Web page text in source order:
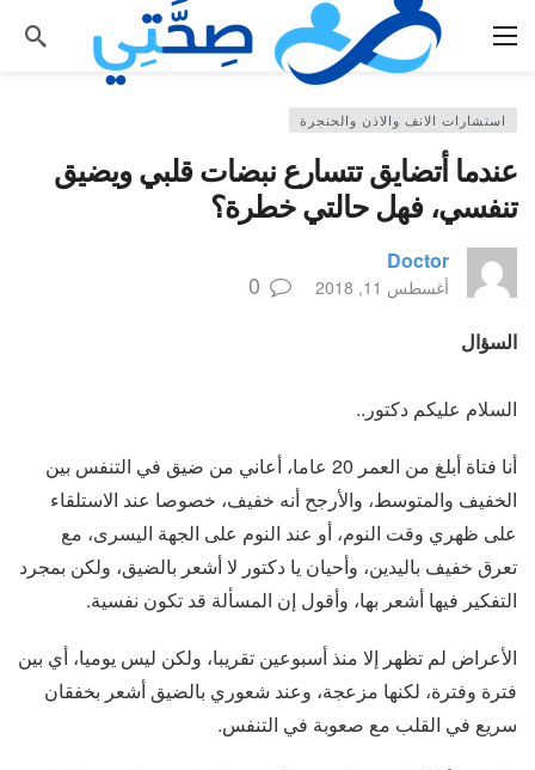
استشارات الانف والاذن والحنجرة
عندما أتضايق تتسارع نبضات قلبي ويضيق
تنفسي، فهل حالتي خطرة؟
Doctor
أغسطس 11, 2018 0
السؤال
السلام عليكم دكتور..
أنا فتاة أبلغ من العمر 20 عاما، أعاني من ضيق في التنفس بين
الخفيف والمتوسط، والأرجح أنه خفيف، خصوصا عند الاستلقاء
على ظهري وقت النوم، أو عند النوم على الجهة اليسرى، مع
تعرق خفيف باليدين، وأحيان يا دكتور لا أشعر بالضيق، ولكن بمجرد
التفكير فيها أشعر بها، وأقول إن المسألة قد تكون نفسية.
الأعراض لم تظهر إلا منذ أسبوعين تقريبا، ولكن ليس يوميا، أي بين
فترة وفترة، لكنها مزعجة، وعند شعوري بالضيق أشعر بخفقان
سريع في القلب مع صعوبة في التنفس.